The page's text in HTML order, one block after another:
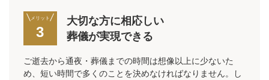
メリット
3
大切な方に相応しい
葬儀が実現できる
ご逝去から通夜・葬儀までの時間は想像以上に少ないた
め、短い時間で多くのことを決めなければなりません。し